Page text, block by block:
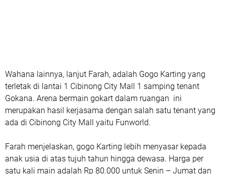
Wahana lainnya, lanjut Farah, adalah Gogo Karting yang
terletak di lantai 1 Cibinong City Mall 1 samping tenant
Gokana. Arena bermain gokart dalam ruangan ini
merupakan hasil kerjasama dengan salah satu tenant yang
ada di Cibinong City Mall yaitu Funworld.
Farah menjelaskan, gogo Karting lebih menyasar kepada
anak usia di atas tujuh tahun hingga dewasa. Harga per
satu kali main adalah Rp 80.000 untuk Senin – Jumat dan